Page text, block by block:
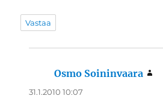
Vastaa
Osmo Soininvaara
31.1.2010 10:07